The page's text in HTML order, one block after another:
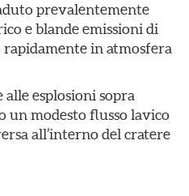
prevalentemente
e blande emissioni di
rapidamente in atmosfera
esplosioni sopra
un modesto flusso lavico
all’interno del cratere